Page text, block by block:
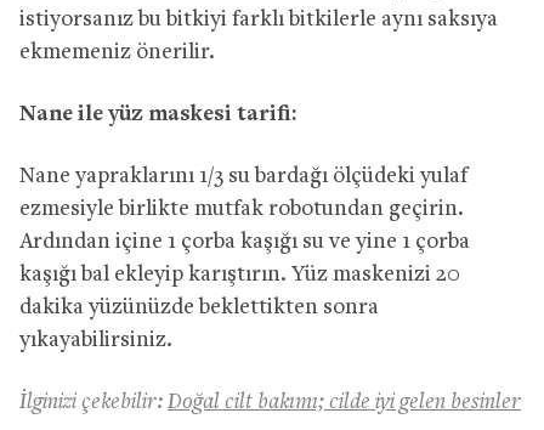
istiyorsanız bu bitkiyi farklı bitkilerle aynı saksıya
ekmemeniz önerilir.
Nane ile yüz maskesi tarifi:
Nane yapraklarını 1/3 su bardağı ölçüdeki yulaf
ezmesiyle birlikte mutfak robotundan geçirin.
Ardından içine 1 çorba kaşığı su ve yine 1 çorba
kaşığı bal ekleyip karıştırın. Yüz maskenizi 20
dakika yüzünüzde beklettikten sonra
yıkayabilirsiniz.
İlginizi çekebilir: Doğal cilt bakımı; cilde iyi gelen besinler